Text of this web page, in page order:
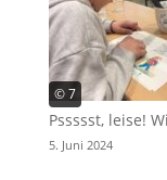
© 7
Pssssst, leise!
5. Juni 2024